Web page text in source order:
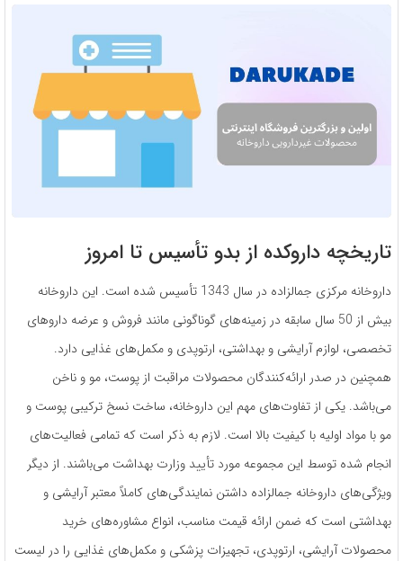
تاریخچه داروکده از بدو تأسیس تا امروز
داروخانه مرکزی جمالزاده در سال 1343 تأسیس شده است. این داروخانه
بیش از 50 سال سابقه در زمینه‌های گوناگونی مانند فروش و عرضه داروهای
تخصصی، لوازم آرایشی و بهداشتی، ارتوپدی و مکمل‌های غذایی دارد.
همچنین در صدر ارائه‌کنندگان محصولات مراقبت از پوست، مو و ناخن
می‌باشد. یکی از تفاوت‌های مهم این داروخانه، ساخت نسخ ترکیبی پوست و
مو با مواد اولیه با کیفیت بالا است. لازم به ذکر است که تمامی فعالیت‌های
انجام شده توسط این مجموعه مورد تأیید وزارت بهداشت می‌باشند. از دیگر
ویژگی‌‌های داروخانه جمالزاده داشتن نمایندگی‌های کاملاً معتبر آرایشی و
بهداشتی است که ضمن ارائه قیمت مناسب، انواع مشاوره‌های خرید
محصولات آرایشی، ارتوپدی، تجهیزات پزشکی و مکمل‌های غذایی را در لیست